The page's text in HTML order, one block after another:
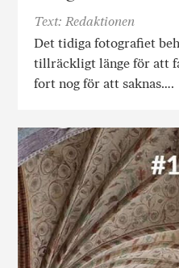
Text: Redaktionen
Det tidiga fotografiet
tillräckligt länge för att
fort nog för att saknas….